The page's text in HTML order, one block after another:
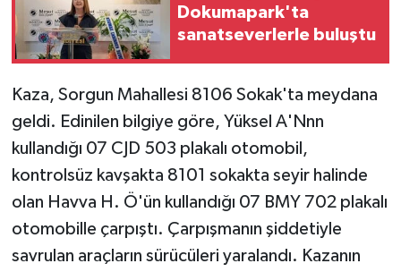
Dokumapark'ta
sanatseverlerle buluştu
Kaza, Sorgun Mahallesi 8106 Sokak'ta meydana
geldi. Edinilen bilgiye göre, Yüksel A'Nnn
kullandığı 07 CJD 503 plakalı otomobil,
kontrolsüz kavşakta 8101 sokakta seyir halinde
olan Havva H. Ö'ün kullandığı 07 BMY 702 plakalı
otomobille çarpıştı. Çarpışmanın şiddetiyle
savrulan araçların sürücüleri yaralandı. Kazanın
Sosyal medya
Spor
Teknoloji
Televizyon
Turizm